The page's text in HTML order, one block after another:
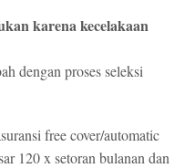
karena kecelakaan
dengan proses seleksi
free cover/automatic
120 x setoran bulanan dan